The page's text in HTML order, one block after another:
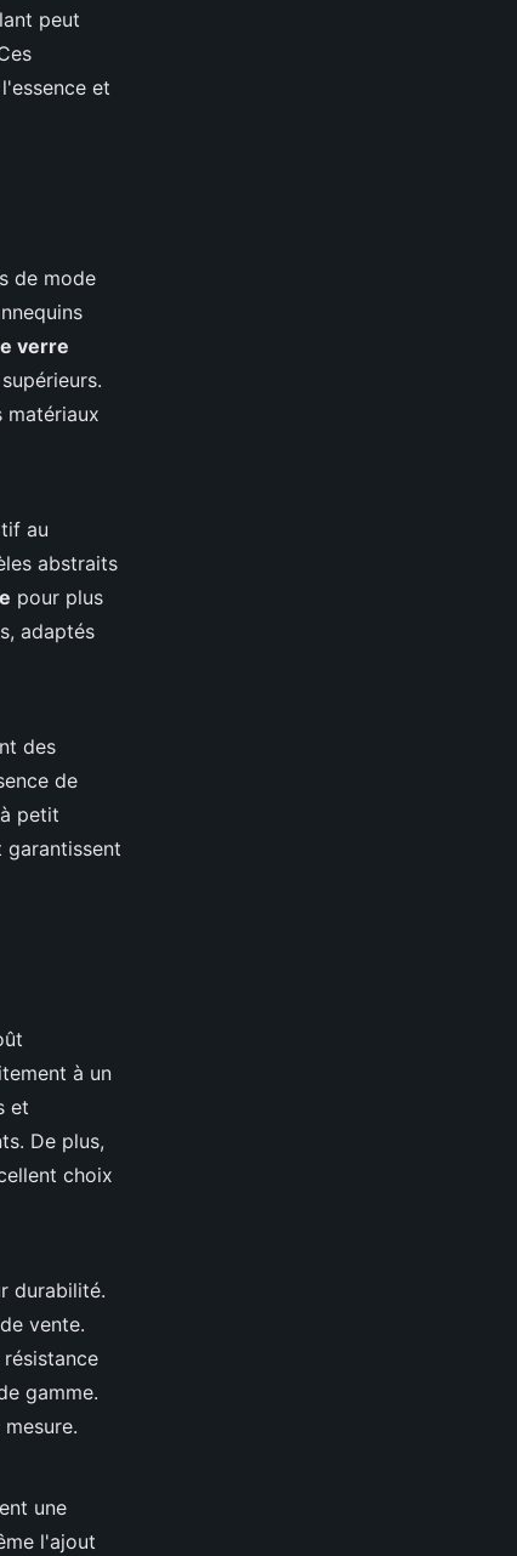
peut
et
de mode
verre
matériaux
au
abstraits
pour plus
adaptés
des
de
petit
garantissent
à un
et
De plus,
choix
durabilité.
vente.
gamme.
une
l'ajout